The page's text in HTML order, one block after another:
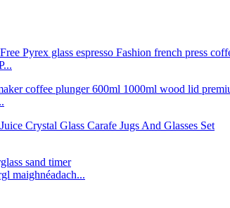
maighnéadach...